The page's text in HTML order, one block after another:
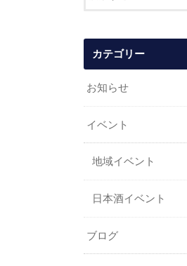
カテゴリー
お知らせ
イベント
地域イベント
日本酒イベント
ブログ